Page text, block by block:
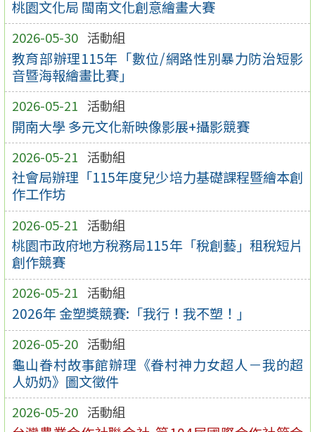
桃園文化局 閩南文化創意繪畫大賽
2026-05-30 活動組
教育部辦理115年「數位/網路性別暴力防治短影
音暨海報繪畫比賽」
2026-05-21 活動組
開南大學 多元文化新映像影展+攝影競賽
2026-05-21 活動組
社會局辦理「115年度兒少培力基礎課程暨繪本創
作工作坊
2026-05-21 活動組
桃園市政府地方稅務局115年「稅創藝」租稅短片
創作競賽
2026-05-21 活動組
2026年 金塑獎競賽:「我行！我不塑！」
2026-05-20 活動組
龜山眷村故事館辦理《眷村神力女超人－我的超
人奶奶》圖文徵件
2026-05-20 活動組